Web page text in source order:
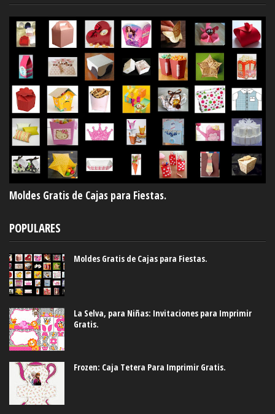
Moldes Gratis de Cajas para Fiestas.
POPULARES
Moldes Gratis de Cajas para Fiestas.
La Selva, para Niñas: Invitaciones para Imprimir
Gratis.
Frozen: Caja Tetera Para Imprimir Gratis.